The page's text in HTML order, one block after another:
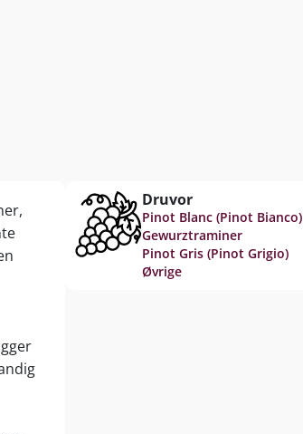
Druvor
Pinot Blanc (Pinot Bianco)
Gewurztraminer
Pinot Gris (Pinot Grigio)
Øvrige